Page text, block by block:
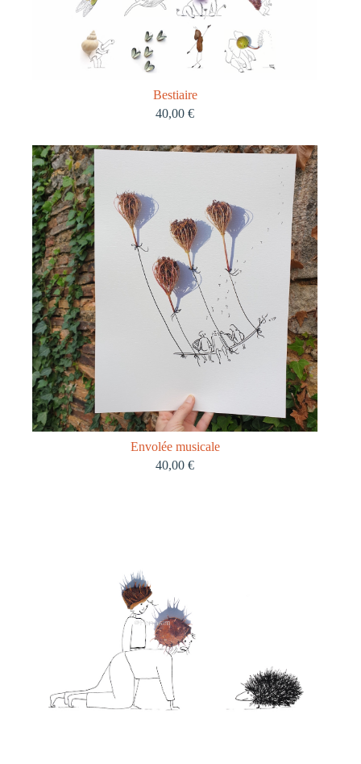
Bestiaire
40,00€
Envolée musicale
40,00€